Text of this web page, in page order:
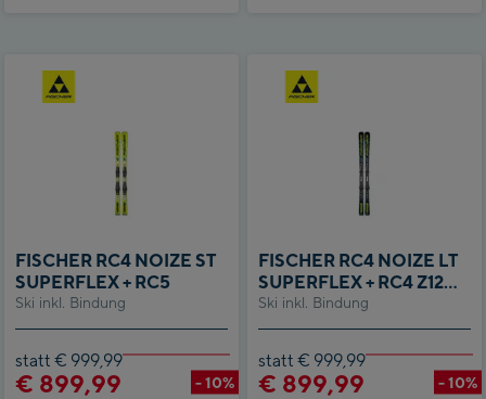
Ski inkl. Bindung
FISCHER RC4 NOIZE ST
SUPERFLEX + RC5
statt € 999,99
€ 899,99 - 10%
Ski inkl. Bindung
FISCHER RC4 NOIZE LT
SUPERFLEX + RC4 Z12
GW
statt € 999,99
€ 899,99 - 10%